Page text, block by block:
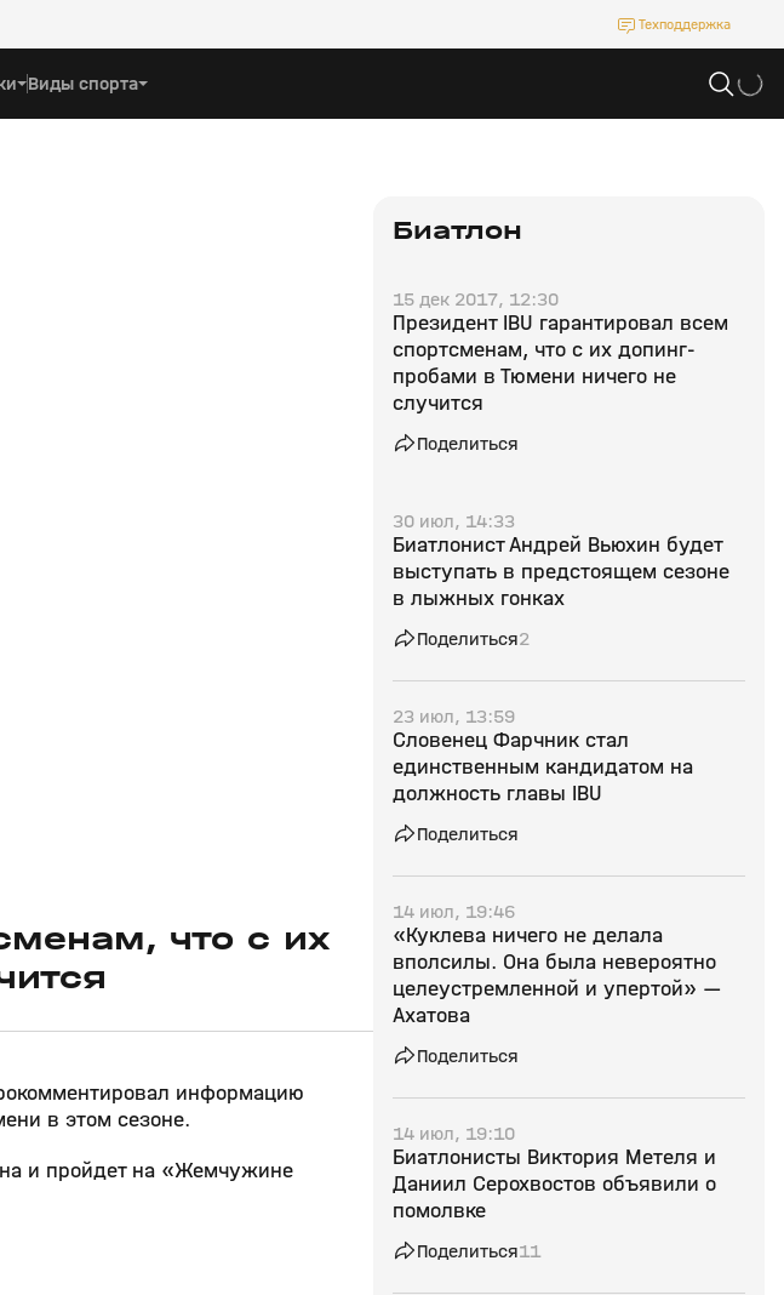
Техподдержка
Виды спорта
что с их
информацию
в этом сезоне.
и пройдет на «Жемчужине
Биатлон
15 дек 2017, 12:30
Президент IBU гарантировал всем
спортсменам, что с их допинг-
пробами в Тюмени ничего не
случится
Поделиться
30 июл, 14:33
Биатлонист Андрей Вьюхин будет
выступать в предстоящем сезоне
в лыжных гонках
Поделиться2
23 июл, 13:59
Словенец Фарчник стал
единственным кандидатом на
должность главы IBU
Поделиться
14 июл, 19:46
«Куклева ничего не делала
вполсилы. Она была невероятно
целеустремленной и упертой» —
Ахатова
Поделиться
14 июл, 19:10
Биатлонисты Виктория Метеля и
Даниил Серохвостов объявили о
помолвке
Поделиться11